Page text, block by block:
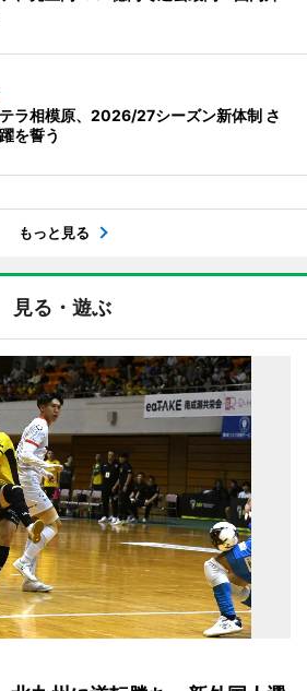
ラ相模原、2026/27シーズン新体制 さ
を誓う
もっと見る
見る・遊ぶ